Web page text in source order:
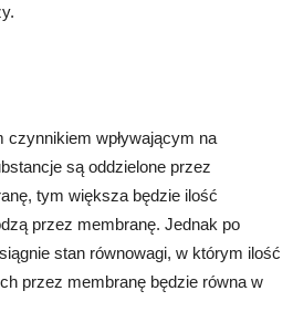
wpływającym na
są oddzielone przez
tym większa będzie ilość
przez membranę. Jednak po
stan równowagi, w którym ilość
przez membranę będzie równa w